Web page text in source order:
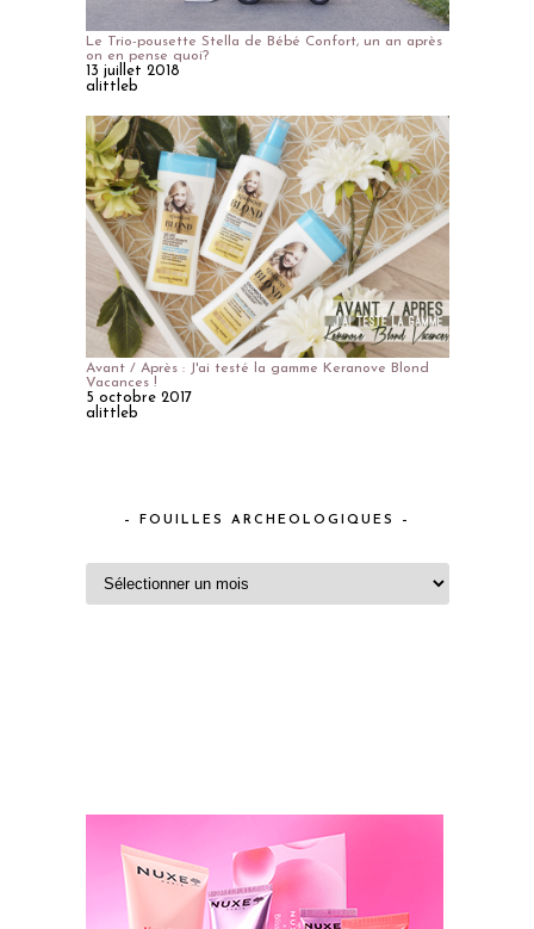
Le Trio-pousette Stella de Bébé Confort, un an après
on en pense quoi?
13 juillet 2018
alittleb
Avant / Après : J'ai testé la gamme Keranove Blond
Vacances !
5 octobre 2017
alittleb
– FOUILLES ARCHEOLOGIQUES –